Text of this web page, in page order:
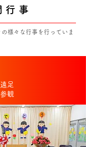
行事
様々な行事を行っていま
足
観